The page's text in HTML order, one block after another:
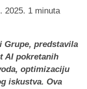
2025. 1 minuta
Grupe, predstavila
AI pokretanih
optimizaciju
iskustva. Ova